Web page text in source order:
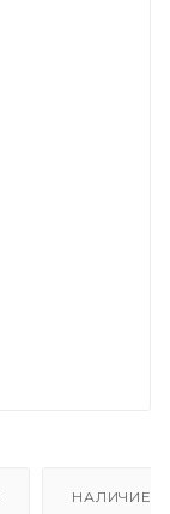
НАЛИЧИЕ